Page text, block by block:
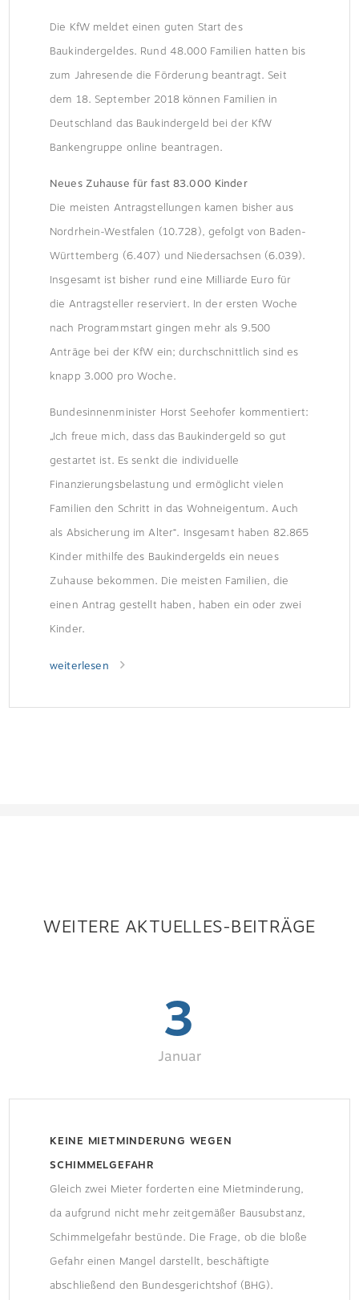
Die KfW meldet einen guten Start des
Baukindergeldes. Rund 48.000 Familien hatten bis
zum Jahresende die Förderung beantragt. Seit
dem 18. September 2018 können Familien in
Deutschland das Baukindergeld bei der KfW
Bankengruppe online beantragen.
Neues Zuhause für fast 83.000 Kinder
Die meisten Antragstellungen kamen bisher aus
Nordrhein-Westfalen (10.728), gefolgt von Baden-
Württemberg (6.407) und Niedersachsen (6.039).
Insgesamt ist bisher rund eine Milliarde Euro für
die Antragsteller reserviert. In der ersten Woche
nach Programmstart gingen mehr als 9.500
Anträge bei der KfW ein; durchschnittlich sind es
knapp 3.000 pro Woche.
Bundesinnenminister Horst Seehofer kommentiert:
„Ich freue mich, dass das Baukindergeld so gut
gestartet ist. Es senkt die individuelle
Finanzierungsbelastung und ermöglicht vielen
Familien den Schritt in das Wohneigentum. Auch
als Absicherung im Alter“. Insgesamt haben 82.865
Kinder mithilfe des Baukindergelds ein neues
Zuhause bekommen. Die meisten Familien, die
einen Antrag gestellt haben, haben ein oder zwei
Kinder.
weiterlesen
WEITERE AKTUELLES-BEITRÄGE
3
Januar
KEINE MIETMINDERUNG WEGEN
SCHIMMELGEFAHR
Gleich zwei Mieter forderten eine Mietminderung,
da aufgrund nicht mehr zeitgemäßer Bausubstanz,
Schimmelgefahr bestünde. Die Frage, ob die bloße
Gefahr einen Mangel darstellt, beschäftigte
abschließend den Bundesgerichtshof (BHG).